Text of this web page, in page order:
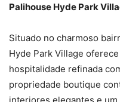
Palihouse Hyde Park
Situado no charmoso
Hyde Park Village
hospitalidade refinada
propriedade boutique